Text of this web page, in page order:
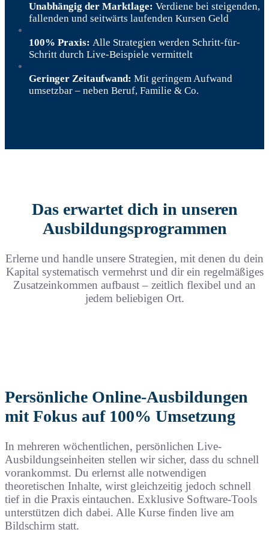
Unabhängig der Marktlage: Verdiene bei steigenden,
fallenden und seitwärts laufenden Kursen Geld
100% Praxis: Alle Strategien werden Schritt-für-
Schritt durch Live-Beispiele vermittelt
Geringer Zeitaufwand: Mit geringem Aufwand
umsetzbar – neben Beruf, Familie & Co.
Das erwartet dich in unseren
Ausbildungs­programmen
Erlerne und handle unsere Strategien, mit denen du dein
Kapital systematisch vermehrst und dir ein regelmäßiges
Zusatzeinkommen aufbaust – zeitlich flexibel und an
jedem beliebigen Ort.
Persönliche Online-Ausbildungen
mit Fokus auf 100% Umsetzung
In mehreren wöchentlichen, persönlichen Live-
Ausbildungseinheiten stellen wir sicher, dass du schnell
vorankommst. Du erlernst alle notwendigen
theoretischen Inhalte, wirst gleichzeitig jedoch schnell
tief in die Praxis eintauchen. Exklusive Software-Tools
unterstützen dich dabei. Alle Kurse finden live am
Bildschirm statt.